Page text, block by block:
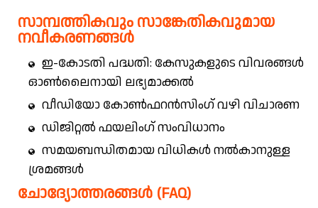
സാമ്പത്തികവും സാങ്കേതികവുമായ
നവീകരണങ്ങൾ
ഇ-കോടതി പദ്ധതി: കേസുകളുടെ വിവരങ്ങൾ
ഓൺലൈനായി ലഭ്യമാക്കൽ
വീഡിയോ കോൺഫറൻസിംഗ് വഴി വിചാരണ
ഡിജിറ്റൽ ഫയലിംഗ് സംവിധാനം
സമയബന്ധിതമായ വിധികൾ നൽകാനുള്ള
ശ്രമങ്ങൾ
ചോദ്യോത്തരങ്ങൾ (FAQ)